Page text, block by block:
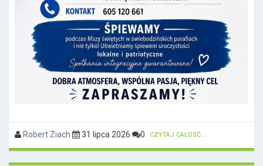
Robert Ziach 31 lipca 2026 0 CZYTAJ CAŁOŚĆ...